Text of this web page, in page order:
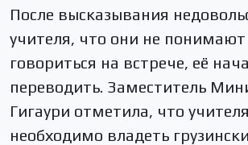
После высказывания
учителя, что они не понимают
говориться на встрече, её
переводить. Заместитель
Гигаури отметила, что
необходимо владеть